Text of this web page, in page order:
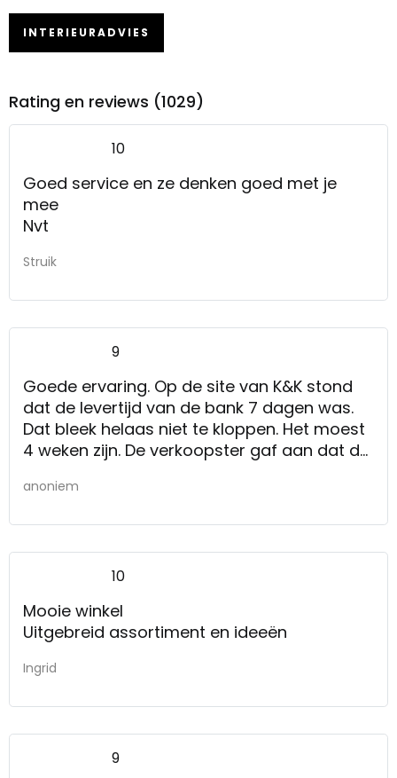
INTERIEURADVIES
Rating en reviews (1029)
10
Goed service en ze denken goed met je
mee
Nvt
Struik
9
Goede ervaring. Op de site van K&K stond
dat de levertijd van de bank 7 dagen was.
Dat bleek helaas niet te kloppen. Het moest
4 weken zijn. De verkoopster gaf aan dat de
weken zouden zijn. De bank werd geleverd in
anoniem
10
Mooie winkel
Uitgebreid assortiment en ideeën
Ingrid
9